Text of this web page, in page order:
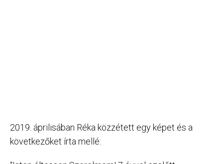
2019. áprilisában Réka közzétett egy képet és a
következőket írta mellé: